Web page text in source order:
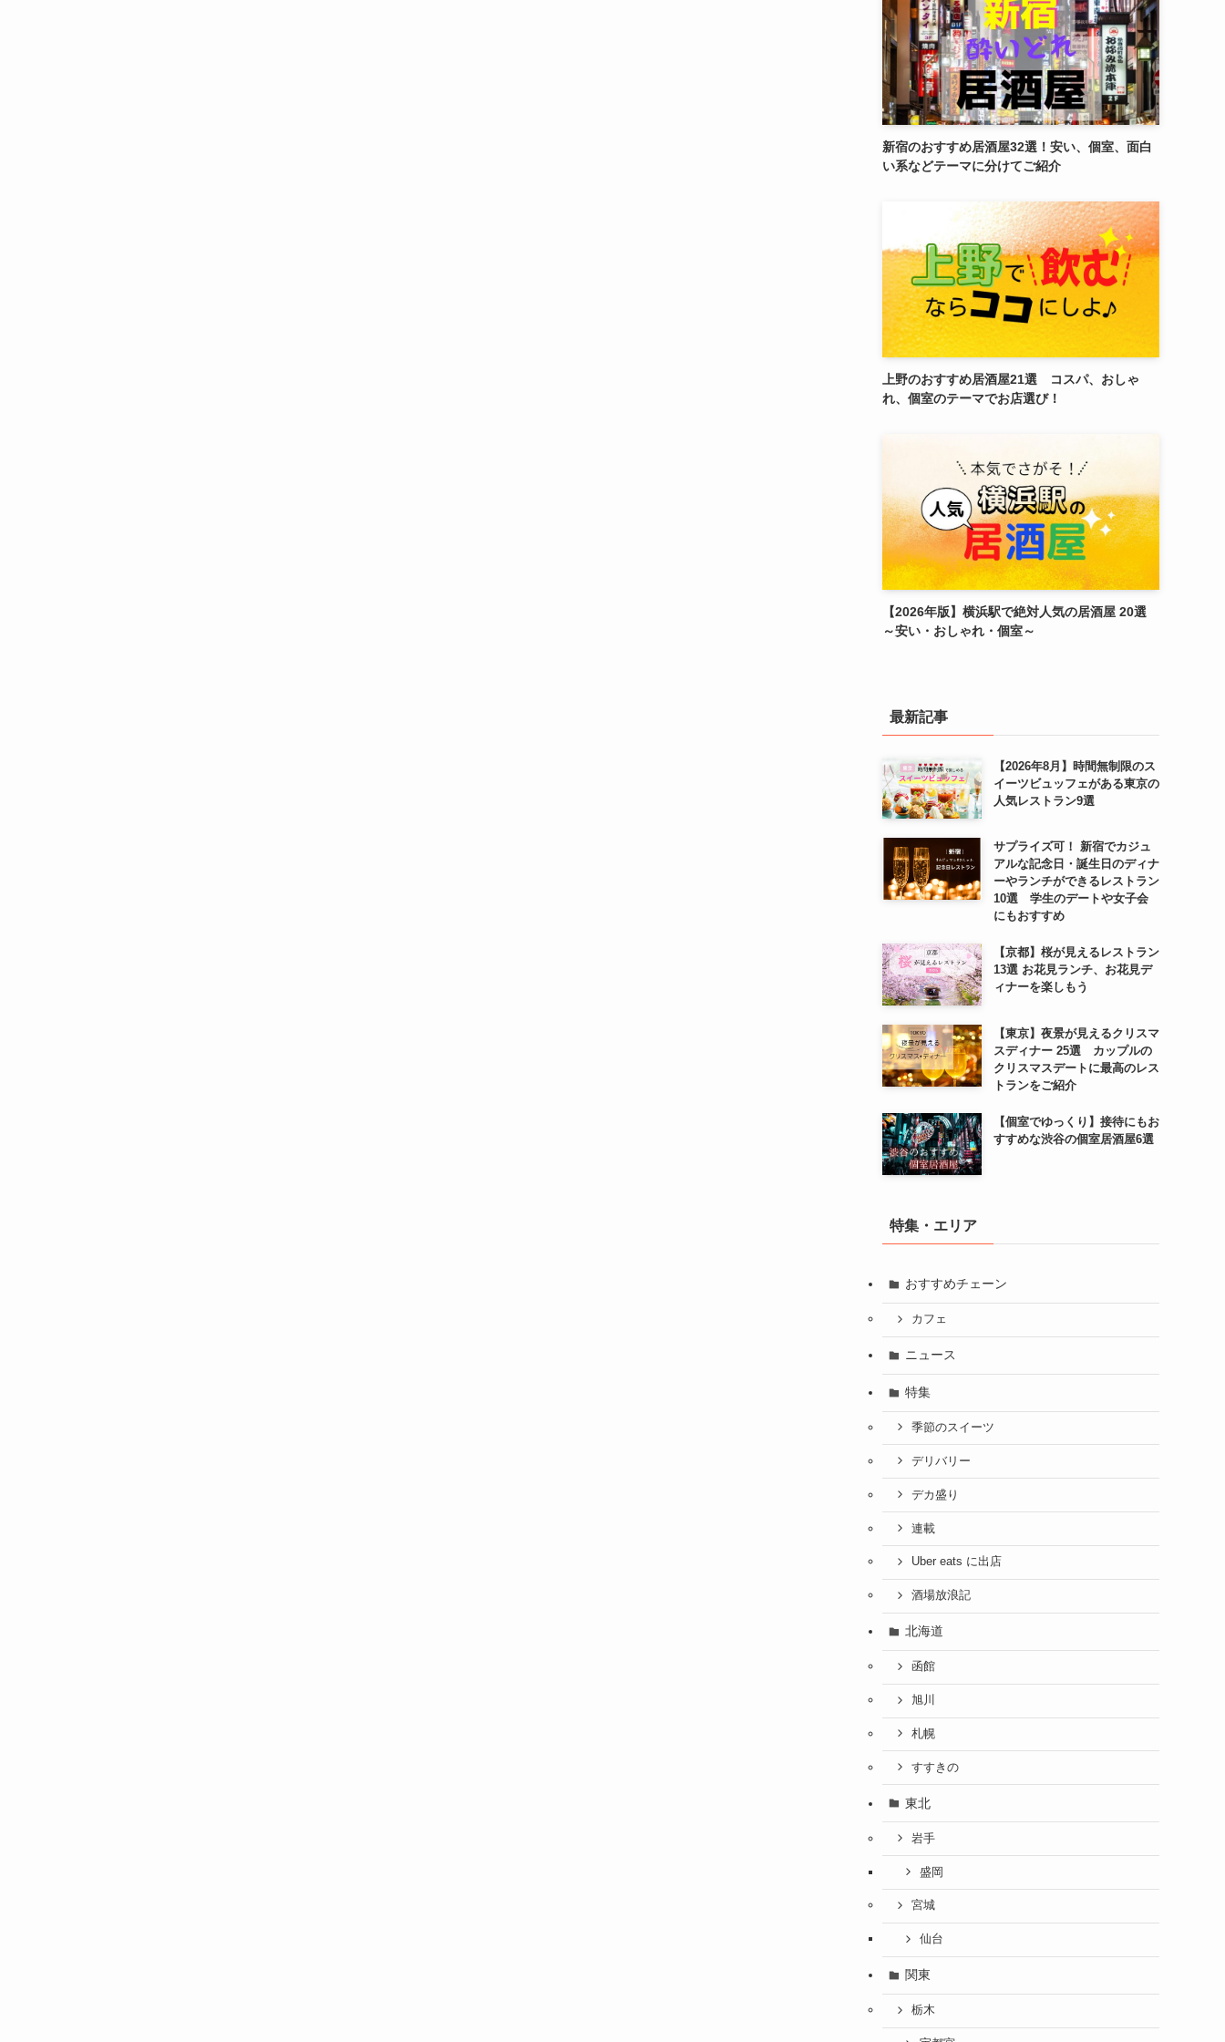
新宿のおすすめ居酒屋32選！安い、個室、面白
い系などテーマに分けてご紹介
上野のおすすめ居酒屋21選 コスパ、おしゃ
れ、個室のテーマでお店選び！
【2026年版】横浜駅で絶対人気の居酒屋 20選
～安い・おしゃれ・個室～
最新記事
【2026年8月】時間無制限のス
イーツビュッフェがある東京の
人気レストラン9選
サプライズ可！ 新宿でカジュ
アルな記念日・誕生日のディナ
ーやランチができるレストラン
10選 学生のデートや女子会
にもおすすめ
【京都】桜が見えるレストラン
13選 お花見ランチ、お花見デ
ィナーを楽しもう
【東京】夜景が見えるクリスマ
スディナー 25選 カップルの
クリスマスデートに最高のレス
トランをご紹介
【個室でゆっくり】接待にもお
すすめな渋谷の個室居酒屋6選
特集・エリア
おすすめチェーン
カフェ
ニュース
特集
季節のスイーツ
デリバリー
デカ盛り
連載
Uber eats に出店
酒場放浪記
北海道
函館
旭川
札幌
すすきの
東北
岩手
盛岡
宮城
仙台
関東
栃木